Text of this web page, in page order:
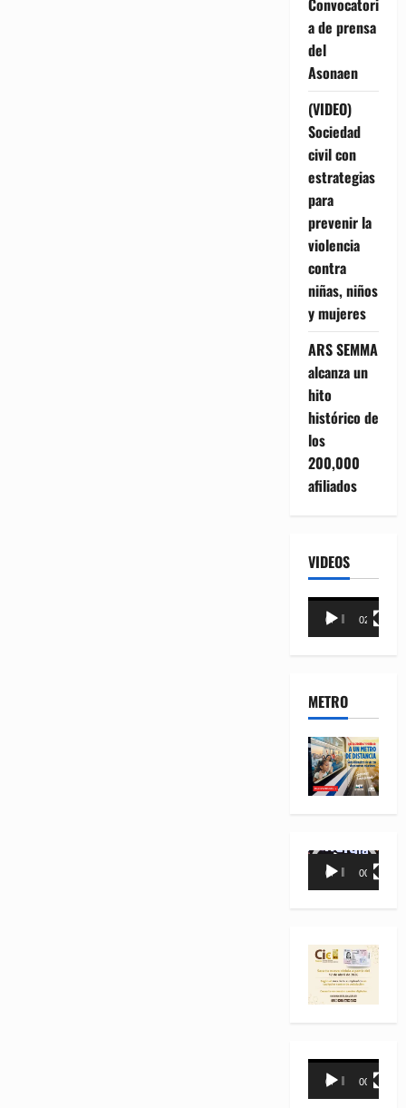
Convocatori
a de prensa
del
Asonaen
(VIDEO)
Sociedad
civil con
estrategias
para
prevenir la
violencia
contra
niñas, niños
y mujeres
ARS SEMMA
alcanza un
hito
histórico de
los
200,000
afiliados
VIDEOS
Reproductor
00:00 02:18
METRO
Reproductor
00:00 00:35
Reproductor
00:00 00:31